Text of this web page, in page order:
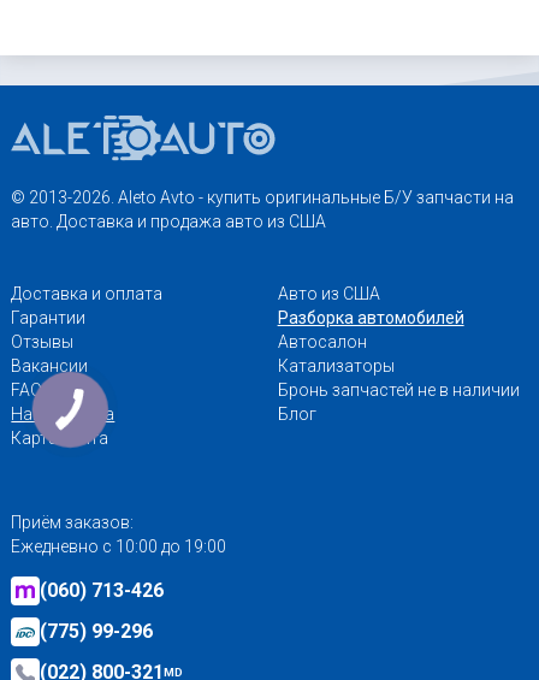
© 2013-2026. Aleto Avto - купить оригинальные Б/У запчасти на
авто. Доставка и продажа авто из США
Доставка и оплата
Гарантии
Отзывы
Вакансии
FAQ
Наши адреса
Карта сайта
Авто из США
Разборка автомобилей
Автосалон
Катализаторы
Бронь запчастей не в наличии
Блог
Приём заказов:
Ежедневно с 10:00 до 19:00
(060) 713-426
(775) 99-296
(022) 800-321MD